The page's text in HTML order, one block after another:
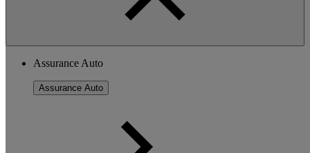
Assurance Auto
Assurance Auto